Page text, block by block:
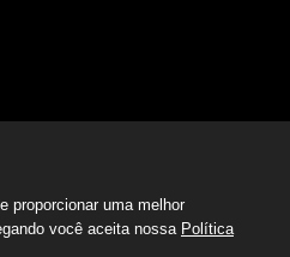
proporcionar uma melhor
você aceita nossa Política